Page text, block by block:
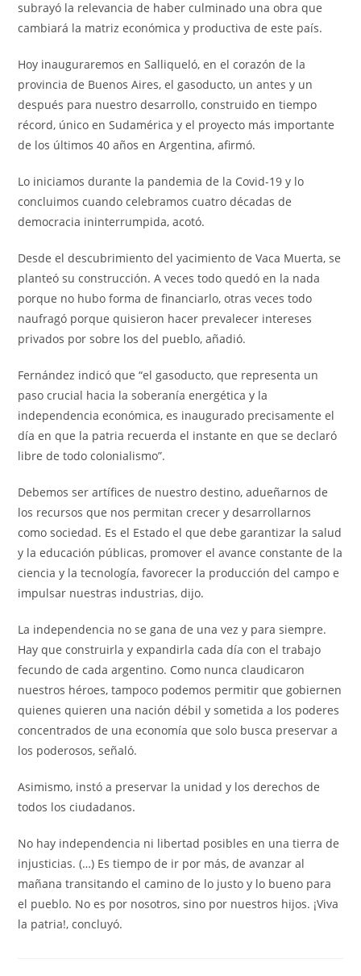
subrayó la relevancia de haber culminado una obra que
cambiará la matriz económica y productiva de este país.
Hoy inauguraremos en Salliqueló, en el corazón de la
provincia de Buenos Aires, el gasoducto, un antes y un
después para nuestro desarrollo, construido en tiempo
récord, único en Sudamérica y el proyecto más importante
de los últimos 40 años en Argentina, afirmó.
Lo iniciamos durante la pandemia de la Covid-19 y lo
concluimos cuando celebramos cuatro décadas de
democracia ininterrumpida, acotó.
Desde el descubrimiento del yacimiento de Vaca Muerta, se
planteó su construcción. A veces todo quedó en la nada
porque no hubo forma de financiarlo, otras veces todo
naufragó porque quisieron hacer prevalecer intereses
privados por sobre los del pueblo, añadió.
Fernández indicó que “el gasoducto, que representa un
paso crucial hacia la soberanía energética y la
independencia económica, es inaugurado precisamente el
día en que la patria recuerda el instante en que se declaró
libre de todo colonialismo”.
Debemos ser artífices de nuestro destino, adueñarnos de
los recursos que nos permitan crecer y desarrollarnos
como sociedad. Es el Estado el que debe garantizar la salud
y la educación públicas, promover el avance constante de la
ciencia y la tecnología, favorecer la producción del campo e
impulsar nuestras industrias, dijo.
La independencia no se gana de una vez y para siempre.
Hay que construirla y expandirla cada día con el trabajo
fecundo de cada argentino. Como nunca claudicaron
nuestros héroes, tampoco podemos permitir que gobiernen
quienes quieren una nación débil y sometida a los poderes
concentrados de una economía que solo busca preservar a
los poderosos, señaló.
Asimismo, instó a preservar la unidad y los derechos de
todos los ciudadanos.
No hay independencia ni libertad posibles en una tierra de
injusticias. (…) Es tiempo de ir por más, de avanzar al
mañana transitando el camino de lo justo y lo bueno para
el pueblo. No es por nosotros, sino por nuestros hijos. ¡Viva
la patria!, concluyó.